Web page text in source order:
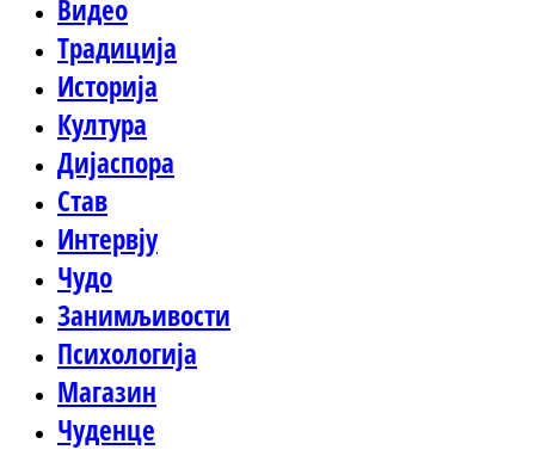
Видео
Традиција
Историја
Култура
Дијаспора
Став
Интервју
Чудо
Занимљивости
Психологија
Магазин
Чуденце